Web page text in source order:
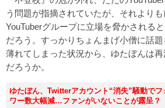
う問題が指摘されていたが、それより
YouTuberグループに立場を脅かされる
だろう。すっかりちょんまげ小僧に話
薄れてしまった状況から、ゆたぼんは
だろうか。
ゆたぼん、Twitterアカウント“消失”騒動でフ
ワー数大幅減…ファンがいないことが露呈？